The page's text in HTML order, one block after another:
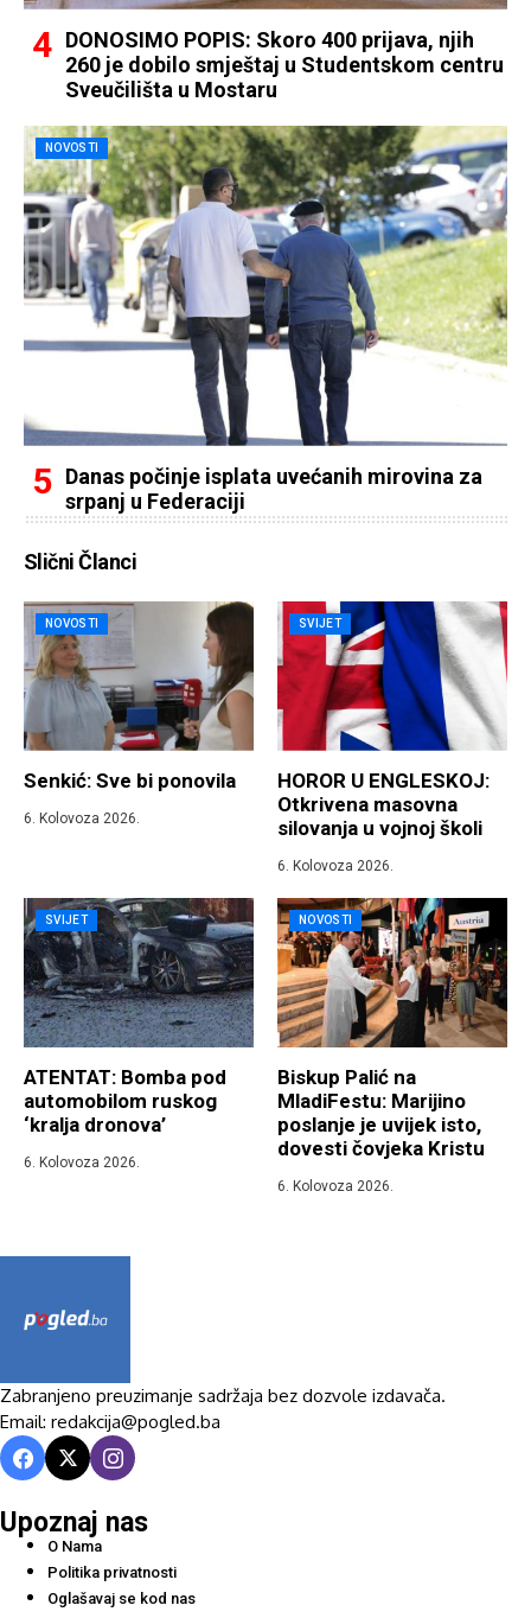
DONOSIMO POPIS: Skoro 400 prijava, njih
260 je dobilo smještaj u Studentskom centru
Sveučilišta u Mostaru
NOVOSTI
Danas počinje isplata uvećanih mirovina za
srpanj u Federaciji
Slični Članci
NOVOSTI
Senkić: Sve bi ponovila
6. Kolovoza 2026.
SVIJET
HOROR U ENGLESKOJ:
Otkrivena masovna
silovanja u vojnoj školi
6. Kolovoza 2026.
SVIJET
ATENTAT: Bomba pod
automobilom ruskog
‘kralja dronova’
6. Kolovoza 2026.
NOVOSTI
Biskup Palić na
MladiFestu: Marijino
poslanje je uvijek isto,
dovesti čovjeka Kristu
6. Kolovoza 2026.
Zabranjeno preuzimanje sadržaja bez dozvole izdavača.
Email: redakcija@pogled.ba
Upoznaj nas
O Nama
Politika privatnosti
Oglašavaj se kod nas